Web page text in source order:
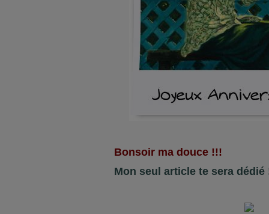
Bonsoir ma douce !!!
Mon seul article te sera dédié